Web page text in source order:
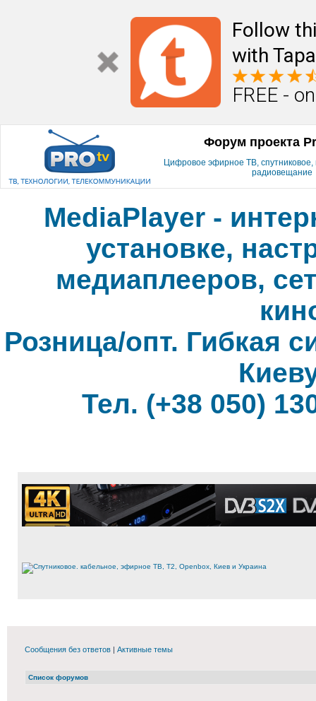
Follow
with
FREE -
Форум проекта
Цифровое эфирное ТВ, спутниковое,
радиовещание
MediaPlayer -
установке,
медиаплееров,
Розница/опт. Гибкая
Тел. (+38 050)
Сообщения без ответов | Активные темы
Список форумов